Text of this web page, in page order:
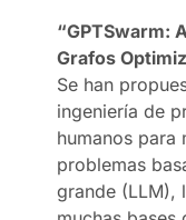
“GPTSwarm:
Grafos
Se han
ingeniería de
humanos para
problemas
grande (LLM),